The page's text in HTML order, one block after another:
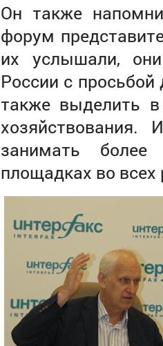
Он также
форум
их услышали,
России с просьбой
также выделить
занимать
площадках во всех